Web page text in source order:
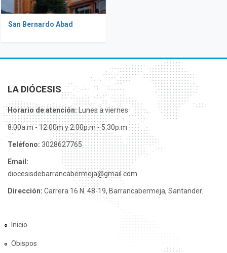
San Bernardo Abad
LA DIÓCESIS
Horario de atención:Lunes a viernes
8:00a.m - 12:00m y 2:00p.m - 5:30p.m
Teléfono: 3028627765
Email:
diocesisdebarrancabermeja@gmail.com
Dirección: Carrera 16 N. 48-19, Barrancabermeja, Santander.
Inicio
Obispos